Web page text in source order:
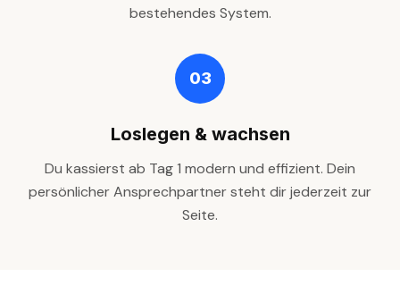
bestehendes System.
03
Loslegen & wachsen
Du kassierst ab Tag 1 modern und effizient. Dein
persönlicher Ansprechpartner steht dir jederzeit zur
Seite.